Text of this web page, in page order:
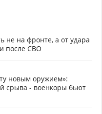
не на фронте, а от удара
после СВО
новым оружием»:
срыва - военкоры бьют